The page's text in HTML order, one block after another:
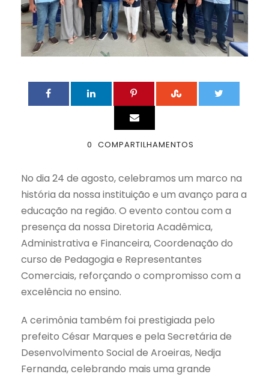
0 COMPARTILHAMENTOS
No dia 24 de agosto, celebramos um marco na
história da nossa instituição e um avanço para a
educação na região. O evento contou com a
presença da nossa Diretoria Acadêmica,
Administrativa e Financeira, Coordenação do
curso de Pedagogia e Representantes
Comerciais, reforçando o compromisso com a
excelência no ensino.
A cerimônia também foi prestigiada pelo
prefeito César Marques e pela Secretária de
Desenvolvimento Social de Aroeiras, Nedja
Fernanda, celebrando mais uma grande